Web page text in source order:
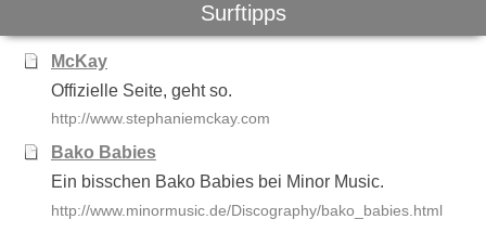
Surftipps
McKay
Offizielle Seite, geht so.
http://www.stephaniemckay.com
Bako Babies
Ein bisschen Bako Babies bei Minor Music.
http://www.minormusic.de/Discography/bako_babies.html